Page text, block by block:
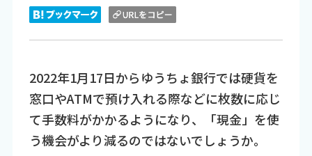
2022年1月17日からゆうちょ銀行では硬貨を
窓口やATMで預け入れる際などに枚数に応じ
て手数料がかかるようになり、「現金」を使
う機会がより減るのではないでしょうか。